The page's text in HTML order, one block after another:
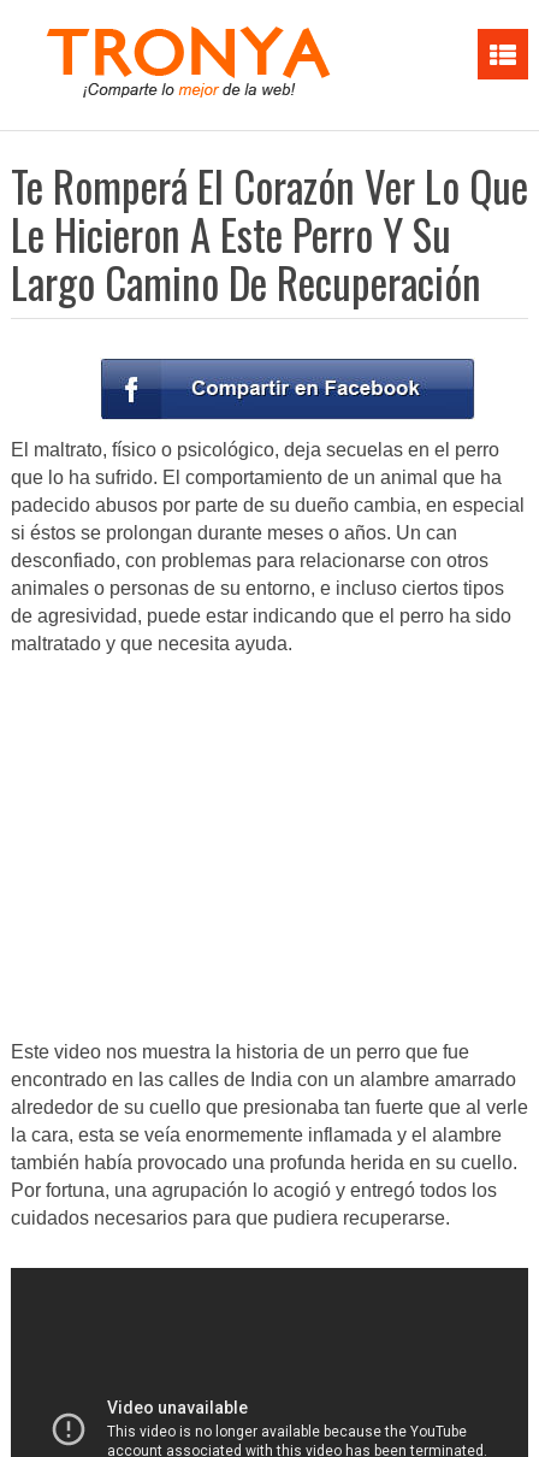
Te Romperá El Corazón Ver Lo Que
Le Hicieron A Este Perro Y Su
Largo Camino De Recuperación
El maltrato, físico o psicológico, deja secuelas en el perro
que lo ha sufrido. El comportamiento de un animal que ha
padecido abusos por parte de su dueño cambia, en especial
si éstos se prolongan durante meses o años. Un can
desconfiado, con problemas para relacionarse con otros
animales o personas de su entorno, e incluso ciertos tipos
de agresividad, puede estar indicando que el perro ha sido
maltratado y que necesita ayuda.
Este video nos muestra la historia de un perro que fue
encontrado en las calles de India con un alambre amarrado
alrededor de su cuello que presionaba tan fuerte que al verle
la cara, esta se veía enormemente inflamada y el alambre
también había provocado una profunda herida en su cuello.
Por fortuna, una agrupación lo acogió y entregó todos los
cuidados necesarios para que pudiera recuperarse.